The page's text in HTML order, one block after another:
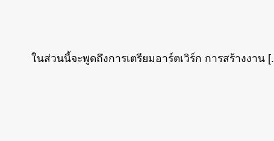
ในส่วนนี้จะพูดถึงการเตรียมอาร์ตเวิร์ก การสร้างงาน